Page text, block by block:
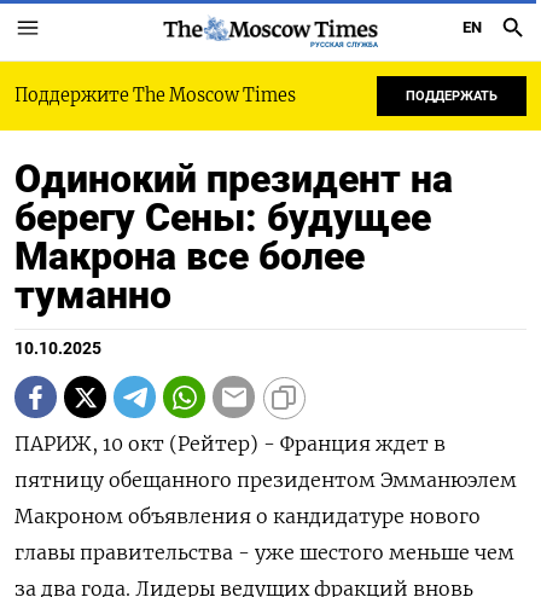
РУССКАЯ СЛУЖБА
EN
Поддержите The Moscow Times ПОДДЕРЖАТЬ
Одинокий президент на
берегу Сены: будущее
Макрона все более
туманно
10.10.2025
ПАРИЖ, 10 окт (Рейтер) - Франция ждет в
пятницу обещанного президентом Эмманюэлем
Макроном объявления о кандидатуре нового
главы правительства - уже шестого меньше чем
за два года. Лидеры ведущих фракций вновь